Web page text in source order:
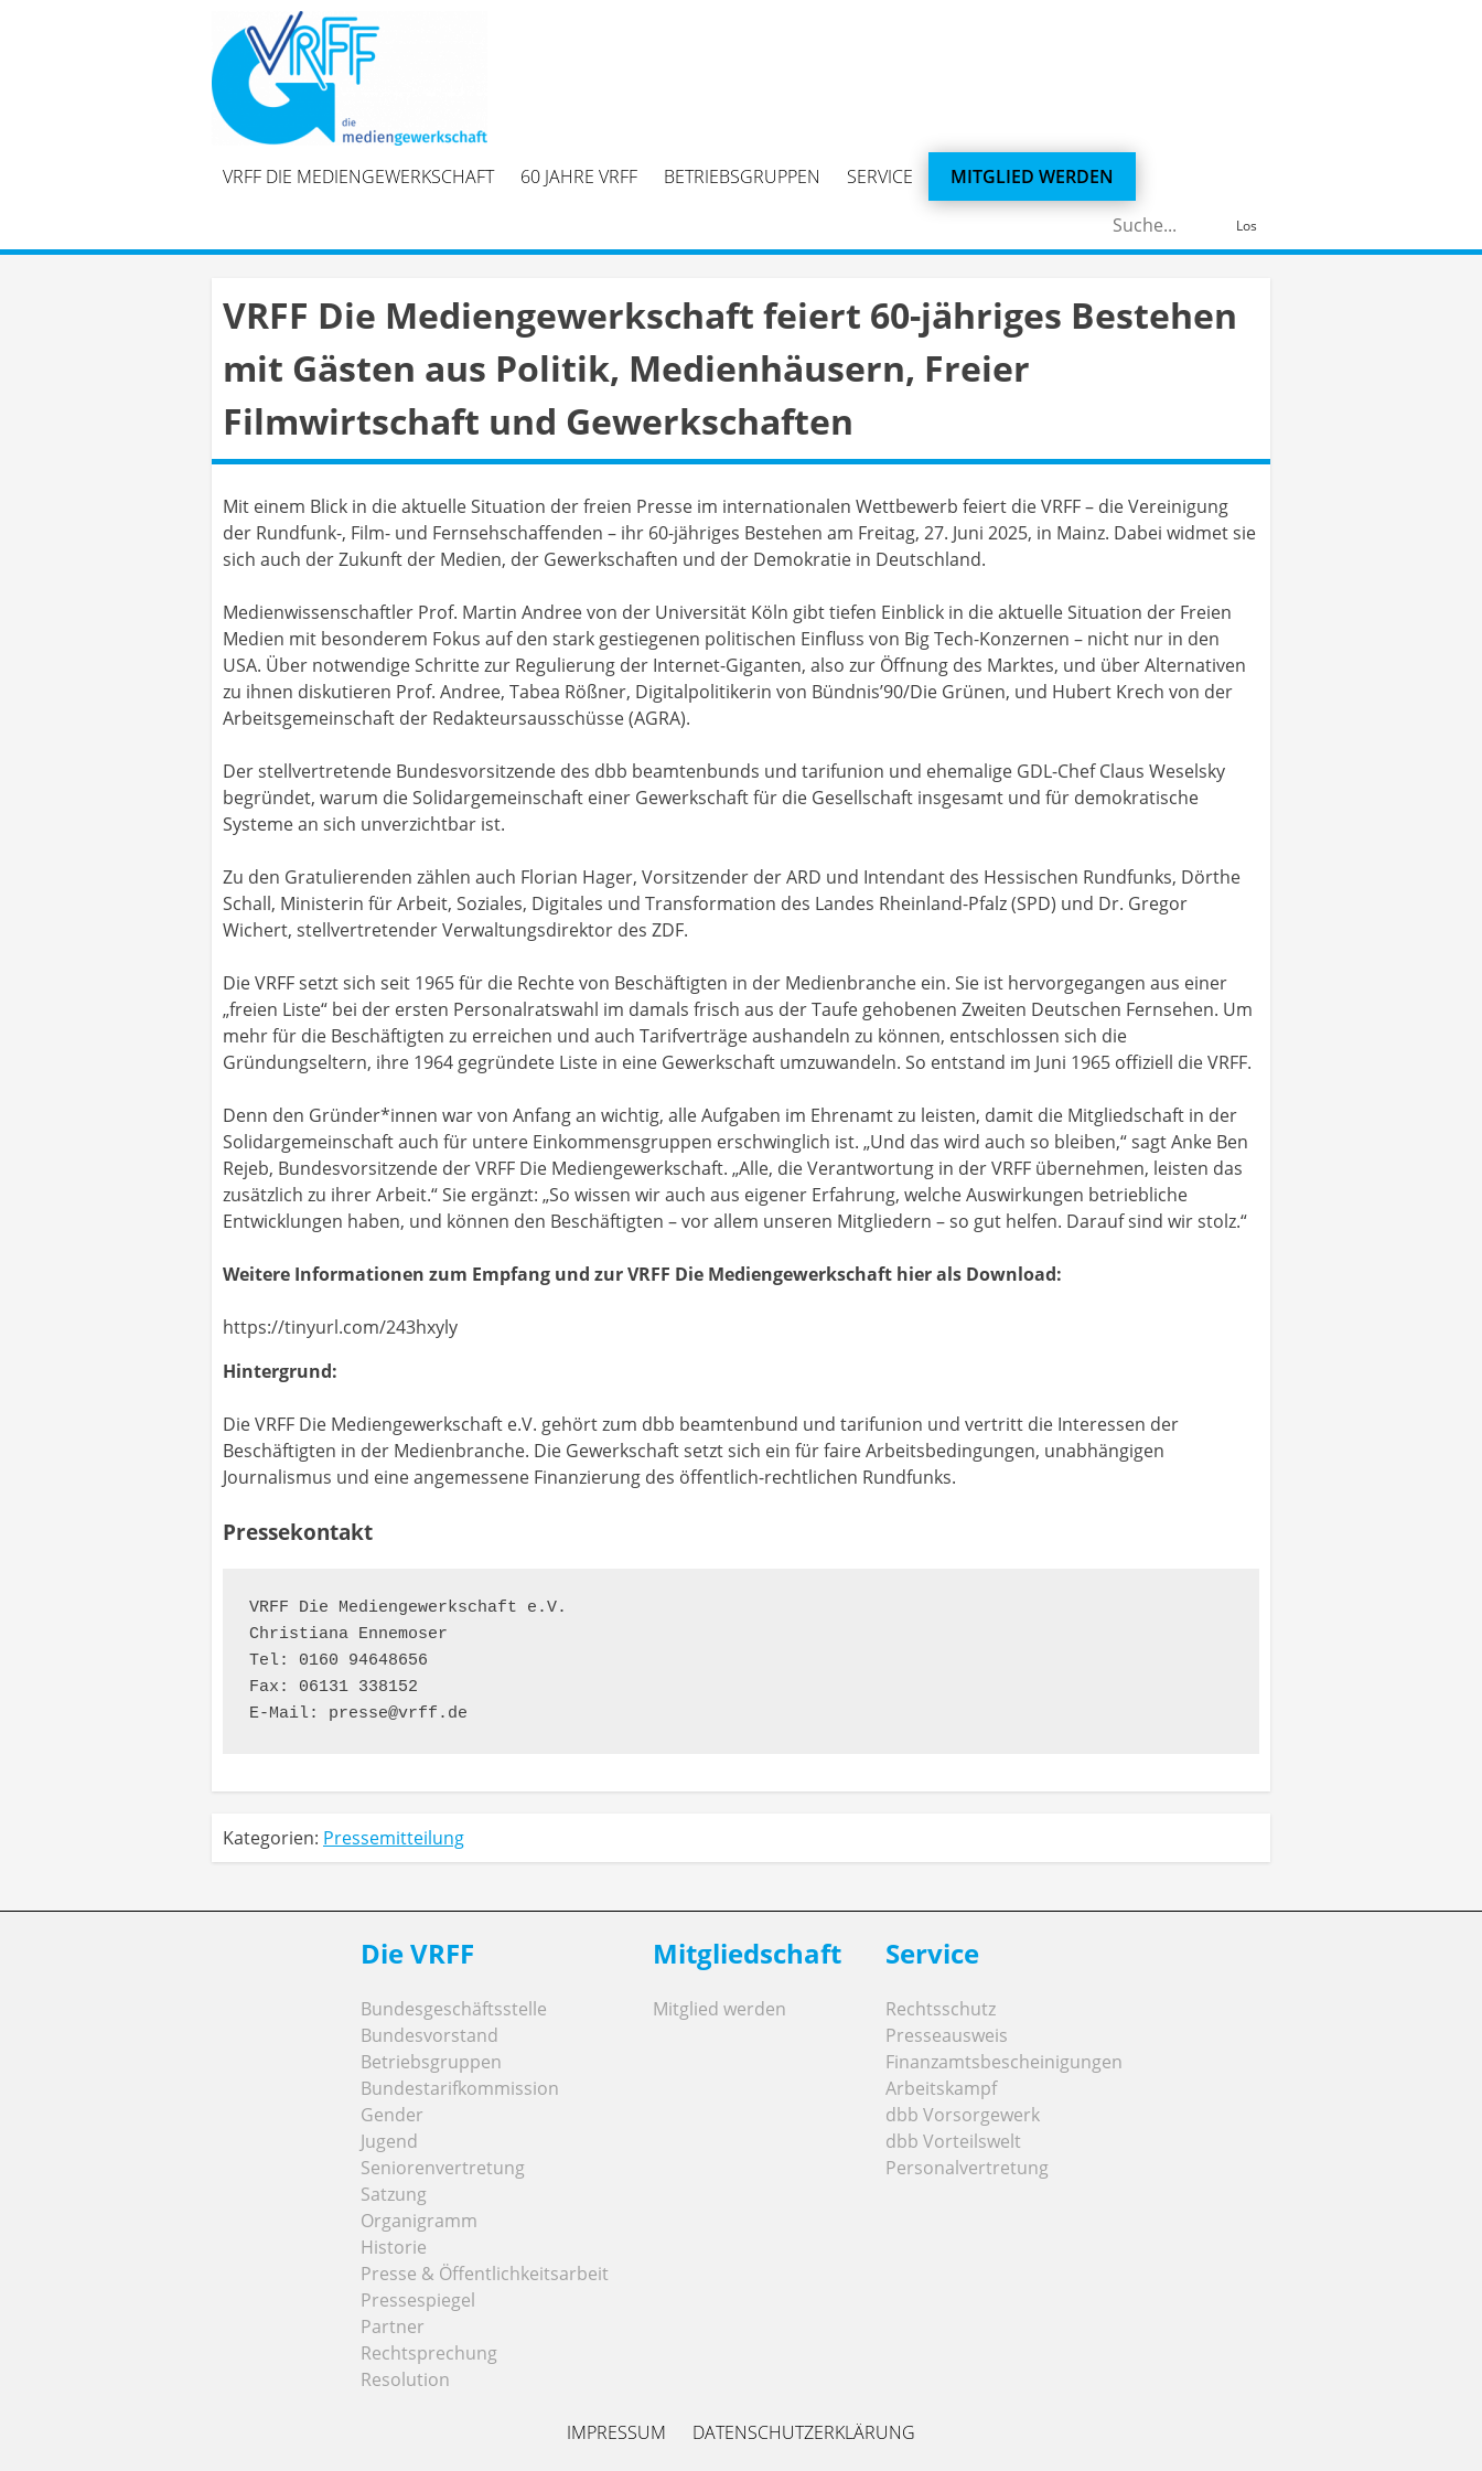
VRFF DIE MEDIENGEWERKSCHAFT 60 JAHRE VRFF BETRIEBSGRUPPEN SERVICE
MITGLIED WERDEN
Los
VRFF Die Mediengewerkschaft feiert 60-jähriges Bestehen
mit Gästen aus Politik, Medienhäusern, Freier
Filmwirtschaft und Gewerkschaften
Mit einem Blick in die aktuelle Situation der freien Presse im internationalen Wettbewerb feiert die VRFF – die Vereinigung
der Rundfunk-, Film- und Fernsehschaffenden – ihr 60-jähriges Bestehen am Freitag, 27. Juni 2025, in Mainz. Dabei widmet sie
sich auch der Zukunft der Medien, der Gewerkschaften und der Demokratie in Deutschland.
Medienwissenschaftler Prof. Martin Andree von der Universität Köln gibt tiefen Einblick in die aktuelle Situation der Freien
Medien mit besonderem Fokus auf den stark gestiegenen politischen Einfluss von Big Tech-Konzernen – nicht nur in den
USA. Über notwendige Schritte zur Regulierung der Internet-Giganten, also zur Öffnung des Marktes, und über Alternativen
zu ihnen diskutieren Prof. Andree, Tabea Rößner, Digitalpolitikerin von Bündnis’90/Die Grünen, und Hubert Krech von der
Arbeitsgemeinschaft der Redakteursausschüsse (AGRA).
Der stellvertretende Bundesvorsitzende des dbb beamtenbunds und tarifunion und ehemalige GDL-Chef Claus Weselsky
begründet, warum die Solidargemeinschaft einer Gewerkschaft für die Gesellschaft insgesamt und für demokratische
Systeme an sich unverzichtbar ist.
Zu den Gratulierenden zählen auch Florian Hager, Vorsitzender der ARD und Intendant des Hessischen Rundfunks, Dörthe
Schall, Ministerin für Arbeit, Soziales, Digitales und Transformation des Landes Rheinland-Pfalz (SPD) und Dr. Gregor
Wichert, stellvertretender Verwaltungsdirektor des ZDF.
Die VRFF setzt sich seit 1965 für die Rechte von Beschäftigten in der Medienbranche ein. Sie ist hervorgegangen aus einer
„freien Liste“ bei der ersten Personalratswahl im damals frisch aus der Taufe gehobenen Zweiten Deutschen Fernsehen. Um
mehr für die Beschäftigten zu erreichen und auch Tarifverträge aushandeln zu können, entschlossen sich die
Gründungseltern, ihre 1964 gegründete Liste in eine Gewerkschaft umzuwandeln. So entstand im Juni 1965 offiziell die VRFF.
Denn den Gründer*innen war von Anfang an wichtig, alle Aufgaben im Ehrenamt zu leisten, damit die Mitgliedschaft in der
Solidargemeinschaft auch für untere Einkommensgruppen erschwinglich ist. „Und das wird auch so bleiben,“ sagt Anke Ben
Rejeb, Bundesvorsitzende der VRFF Die Mediengewerkschaft. „Alle, die Verantwortung in der VRFF übernehmen, leisten das
zusätzlich zu ihrer Arbeit.“ Sie ergänzt: „So wissen wir auch aus eigener Erfahrung, welche Auswirkungen betriebliche
Entwicklungen haben, und können den Beschäftigten – vor allem unseren Mitgliedern – so gut helfen. Darauf sind wir stolz.“
Weitere Informationen zum Empfang und zur VRFF Die Mediengewerkschaft hier als Download:
https://tinyurl.com/243hxyly
Hintergrund:
Die VRFF Die Mediengewerkschaft e.V. gehört zum dbb beamtenbund und tarifunion und vertritt die Interessen der
Beschäftigten in der Medienbranche. Die Gewerkschaft setzt sich ein für faire Arbeitsbedingungen, unabhängigen
Journalismus und eine angemessene Finanzierung des öffentlich-rechtlichen Rundfunks.
Pressekontakt
VRFF Die Mediengewerkschaft e.V.
Christiana Ennemoser
Tel: 0160 94648656
Fax: 06131 338152
E-Mail: presse@vrff.de
Kategorien: Pressemitteilung
Die VRFF
Bundesgeschäftsstelle
Bundesvorstand
Betriebsgruppen
Bundestarifkommission
Gender
Jugend
Seniorenvertretung
Satzung
Organigramm
Historie
Presse & Öffentlichkeitsarbeit
Pressespiegel
Partner
Rechtsprechung
Resolution
Mitgliedschaft
Mitglied werden
Service
Rechtsschutz
Presseausweis
Finanzamtsbescheinigungen
Arbeitskampf
dbb Vorsorgewerk
dbb Vorteilswelt
Personalvertretung
IMPRESSUM DATENSCHUTZERKLÄRUNG